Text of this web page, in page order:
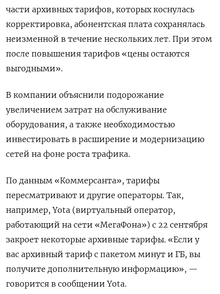
части архивных тарифов, которых коснулась
корректировка, абонентская плата сохранялась
неизменной в течение нескольких лет. При этом
после повышения тарифов «цены остаются
выгодными».
В компании объяснили подорожание
увеличением затрат на обслуживание
оборудования, а также необходимостью
инвестировать в расширение и модернизацию
сетей на фоне роста трафика.
По данным «Коммерсанта», тарифы
пересматривают и другие операторы. Так,
например, Yota (виртуальный оператор,
работающий на сети «МегаФона») с 22 сентября
закроет некоторые архивные тарифы. «Если у
вас архивный тариф с пакетом минут и ГБ, вы
получите дополнительную информацию», —
говорится в сообщении Yota.